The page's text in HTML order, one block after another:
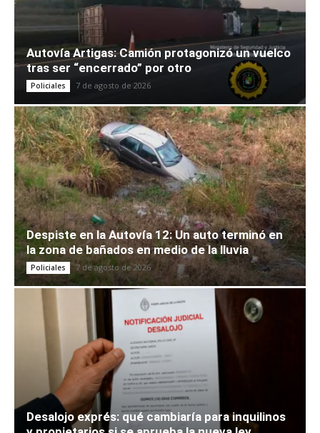
Autovía Artigas: Camión protagonizó un vuelco
tras ser “encerrado” por otro
Policiales 7 de agosto de 2026
Despiste en la Autovía 12: Un auto terminó en
la zona de bañados en medio de la lluvia
Policiales 7 de agosto de 2026
Desalojo exprés: qué cambiaría para inquilinos